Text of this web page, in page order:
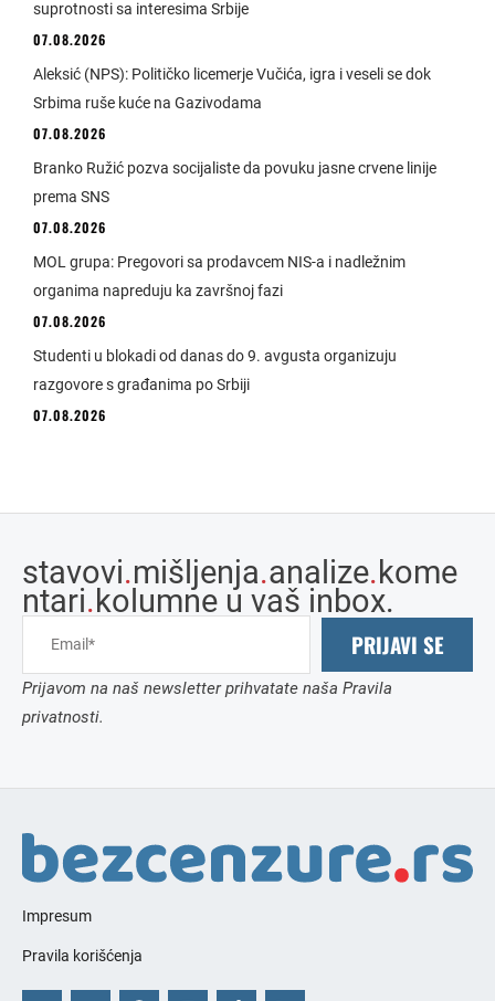
suprotnosti sa interesima Srbije
07.08.2026
Aleksić (NPS): Političko licemerje Vučića, igra i veseli se dok
Srbima ruše kuće na Gazivodama
07.08.2026
Branko Ružić pozva socijaliste da povuku jasne crvene linije
prema SNS
07.08.2026
MOL grupa: Pregovori sa prodavcem NIS-a i nadležnim
organima napreduju ka završnoj fazi
07.08.2026
Studenti u blokadi od danas do 9. avgusta organizuju
razgovore s građanima po Srbiji
07.08.2026
stavovi.mišljenja.analize.kome
ntari.kolumne u vaš inbox.
PRIJAVI SE
Prijavom na naš newsletter prihvatate naša Pravila
privatnosti.
Impresum
Pravila korišćenja